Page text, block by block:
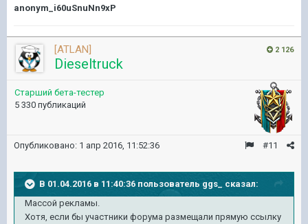
anonym_i60uSnuNn9xP
2 126
[ATLAN]
Dieseltruck
Старший бета-тестер
5 330 публикаций
#11
Опубликовано: 1 апр 2016, 11:52:36
В 01.04.2016 в 11:40:36 пользователь ggs_ сказал:
Массой рекламы.
Хотя, если бы участники форума размещали прямую ссылку